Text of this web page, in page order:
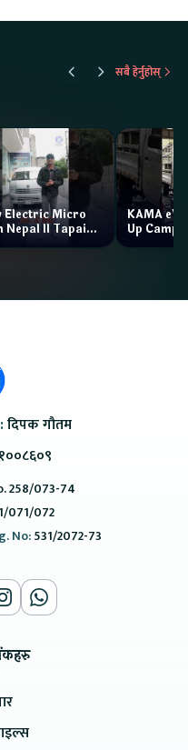
सबै हेर्नुहोस्
Electric Micro
Nepal II Tapaiko
Jankari
KAMA eV
Up Camp
दिपक गौतम
258/073-74
071/072
No:531/2072-73